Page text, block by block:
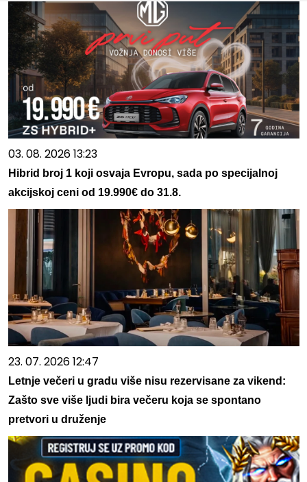
03. 08. 2026 13:23
Hibrid broj 1 koji osvaja Evropu, sada po specijalnoj
akcijskoj ceni od 19.990€ do 31.8.
23. 07. 2026 12:47
Letnje večeri u gradu više nisu rezervisane za vikend:
Zašto sve više ljudi bira večeru koja se spontano
pretvori u druženje